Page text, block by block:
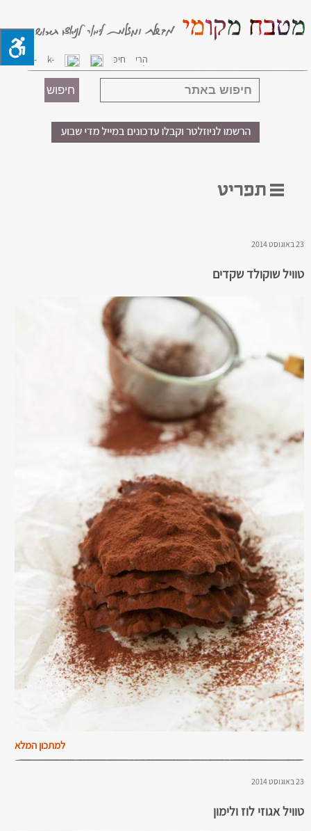
23 באוגוסט 2014
טוויל שוקולד שקדים
למתכון המלא
23 באוגוסט 2014
טוויל אגוזי לוז ולימון